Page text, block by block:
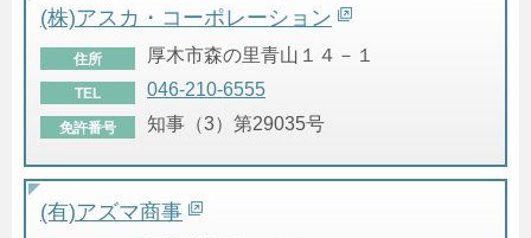
(株)アスカ・コーポレーション
住所 厚木市森の里青山１４－１
TEL 046-210-6555
免許番号 知事（3）第29035号
(有)アズマ商事